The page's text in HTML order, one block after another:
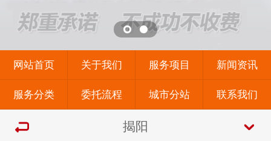
网站首页 关于我们 服务项目 新闻资讯
服务分类 委托流程 城市分站 联系我们
揭阳